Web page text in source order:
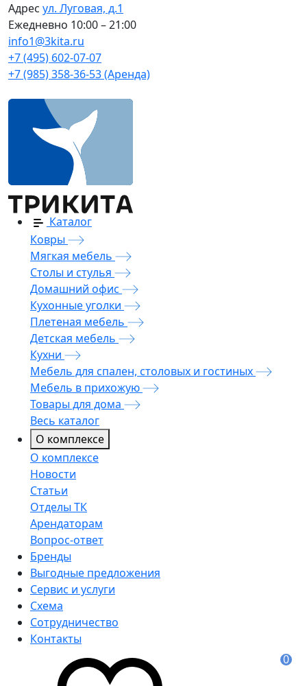
Адрес ул. Луговая, д.1
Ежедневно 10:00 – 21:00
info1@3kita.ru
+7 (495) 602-07-07
+7 (985) 358-36-53 (Аренда)
Каталог
Ковры
Мягкая мебель
Столы и стулья
Домашний офис
Кухонные уголки
Плетеная мебель
Детская мебель
Кухни
Мебель для спален, столовых и гостиных
Мебель в прихожую
Товары для дома
Весь каталог
О комплексе
О комплексе
Новости
Статьи
Отделы ТК
Арендаторам
Вопрос-ответ
Бренды
Выгодные предложения
Сервис и услуги
Схема
Сотрудничество
Контакты
0